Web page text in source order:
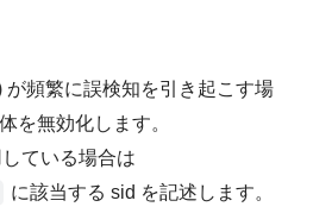
が頻繁に誤検知を引き起こす場
を無効化します。
ている場合は
に該当する sid を記述します。